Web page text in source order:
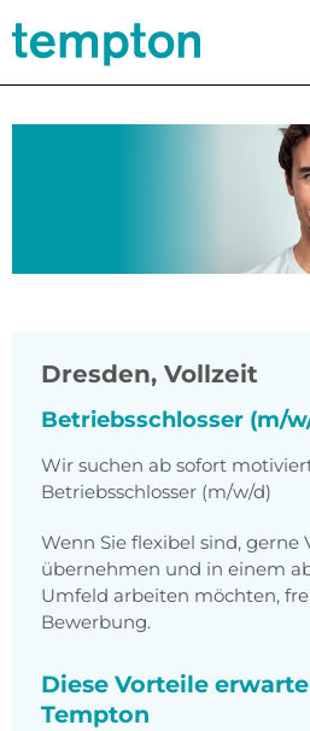
Dresden, Vollzeit
Betriebsschlosser (m/
Wir suchen ab sofort
Betriebsschlosser (m/w/d)
Wenn Sie flexibel sind, gerne
übernehmen und in einem
Umfeld arbeiten möchten,
Bewerbung.
Diese Vorteile
Tempton